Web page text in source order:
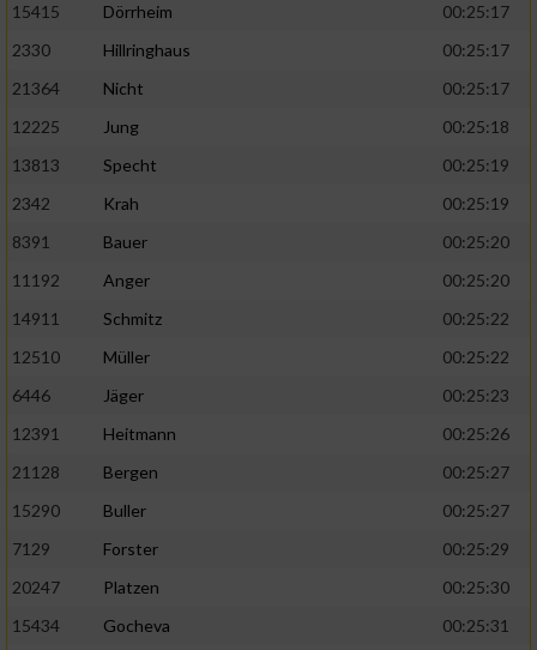
15415
Dörrheim
00:25:17
2330
Hillringhaus
00:25:17
21364
Nicht
00:25:17
12225
Jung
00:25:18
13813
Specht
00:25:19
2342
Krah
00:25:19
8391
Bauer
00:25:20
11192
Anger
00:25:20
14911
Schmitz
00:25:22
12510
Müller
00:25:22
6446
Jäger
00:25:23
12391
Heitmann
00:25:26
21128
Bergen
00:25:27
15290
Buller
00:25:27
7129
Forster
00:25:29
20247
Platzen
00:25:30
15434
Gocheva
00:25:31